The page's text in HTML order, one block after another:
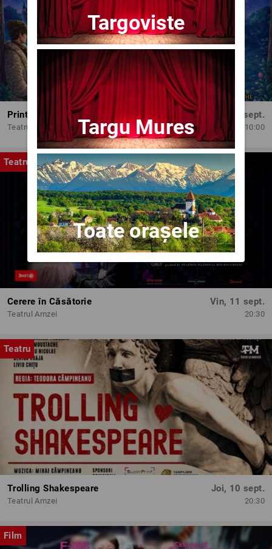
Printesele fermecate
Teatrul Amzei
Dum, 13 sept.
10:00
Teatru
Cerere în Căsătorie
Teatrul Amzei
Vin, 11 sept.
20:30
Teatru
Trolling Shakespeare
Teatrul Amzei
Joi, 10 sept.
20:30
Film
Targoviste
Targu Mures
Toate orașele